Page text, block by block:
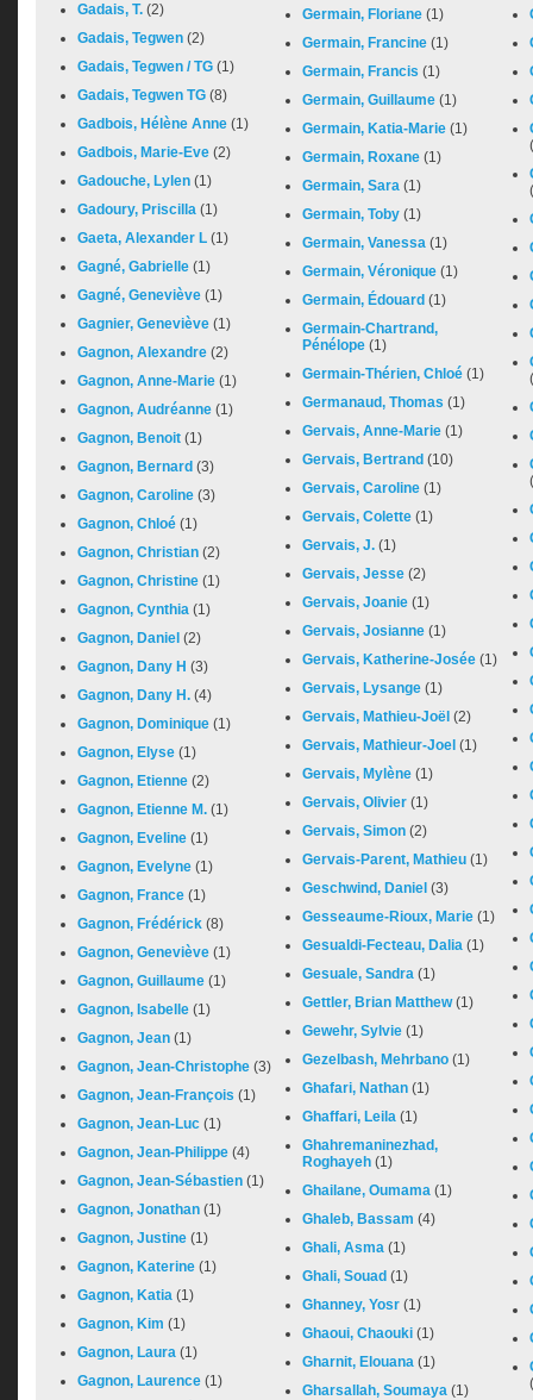
Gadais, T. (2)
Gadais, Tegwen (2)
Gadais, Tegwen / TG (1)
Gadais, Tegwen TG (8)
Gadbois, Hélène Anne (1)
Gadbois, Marie-Eve (2)
Gadouche, Lylen (1)
Gadoury, Priscilla (1)
Gaeta, Alexander L (1)
Gagné, Gabrielle (1)
Gagné, Geneviève (1)
Gagnier, Geneviève (1)
Gagnon, Alexandre (2)
Gagnon, Anne-Marie (1)
Gagnon, Audréanne (1)
Gagnon, Benoit (1)
Gagnon, Bernard (3)
Gagnon, Caroline (3)
Gagnon, Chloé (1)
Gagnon, Christian (2)
Gagnon, Christine (1)
Gagnon, Cynthia (1)
Gagnon, Daniel (2)
Gagnon, Dany H (3)
Gagnon, Dany H. (4)
Gagnon, Dominique (1)
Gagnon, Elyse (1)
Gagnon, Etienne (2)
Gagnon, Etienne M. (1)
Gagnon, Eveline (1)
Gagnon, Evelyne (1)
Gagnon, France (1)
Gagnon, Frédérick (8)
Gagnon, Geneviève (1)
Gagnon, Guillaume (1)
Gagnon, Isabelle (1)
Gagnon, Jean (1)
Gagnon, Jean-Christophe (3)
Gagnon, Jean-François (1)
Gagnon, Jean-Luc (1)
Gagnon, Jean-Philippe (4)
Gagnon, Jean-Sébastien (1)
Gagnon, Jonathan (1)
Gagnon, Justine (1)
Gagnon, Katerine (1)
Gagnon, Katia (1)
Gagnon, Kim (1)
Gagnon, Laura (1)
Gagnon, Laurence (1)
Germain, Floriane (1)
Germain, Francine (1)
Germain, Francis (1)
Germain, Guillaume (1)
Germain, Katia-Marie (1)
Germain, Roxane (1)
Germain, Sara (1)
Germain, Toby (1)
Germain, Vanessa (1)
Germain, Véronique (1)
Germain, Édouard (1)
Germain-Chartrand,
Pénélope (1)
Germain-Thérien, Chloé (1)
Germanaud, Thomas (1)
Gervais, Anne-Marie (1)
Gervais, Bertrand (10)
Gervais, Caroline (1)
Gervais, Colette (1)
Gervais, J. (1)
Gervais, Jesse (2)
Gervais, Joanie (1)
Gervais, Josianne (1)
Gervais, Katherine-Josée (1)
Gervais, Lysange (1)
Gervais, Mathieu-Joël (2)
Gervais, Mathieur-Joel (1)
Gervais, Mylène (1)
Gervais, Olivier (1)
Gervais, Simon (2)
Gervais-Parent, Mathieu (1)
Geschwind, Daniel (3)
Gesseaume-Rioux, Marie (1)
Gesualdi-Fecteau, Dalia (1)
Gesuale, Sandra (1)
Gettler, Brian Matthew(1)
Gewehr, Sylvie (1)
Gezelbash, Mehrbano (1)
Ghafari, Nathan (1)
Ghaffari, Leila (1)
Ghahremaninezhad,
Roghayeh (1)
Ghailane, Oumama (1)
Ghaleb, Bassam (4)
Ghali, Asma (1)
Ghali, Souad (1)
Ghanney, Yosr (1)
Ghaoui, Chaouki (1)
Gharnit, Elouana (1)
Gharsallah, Soumaya (1)